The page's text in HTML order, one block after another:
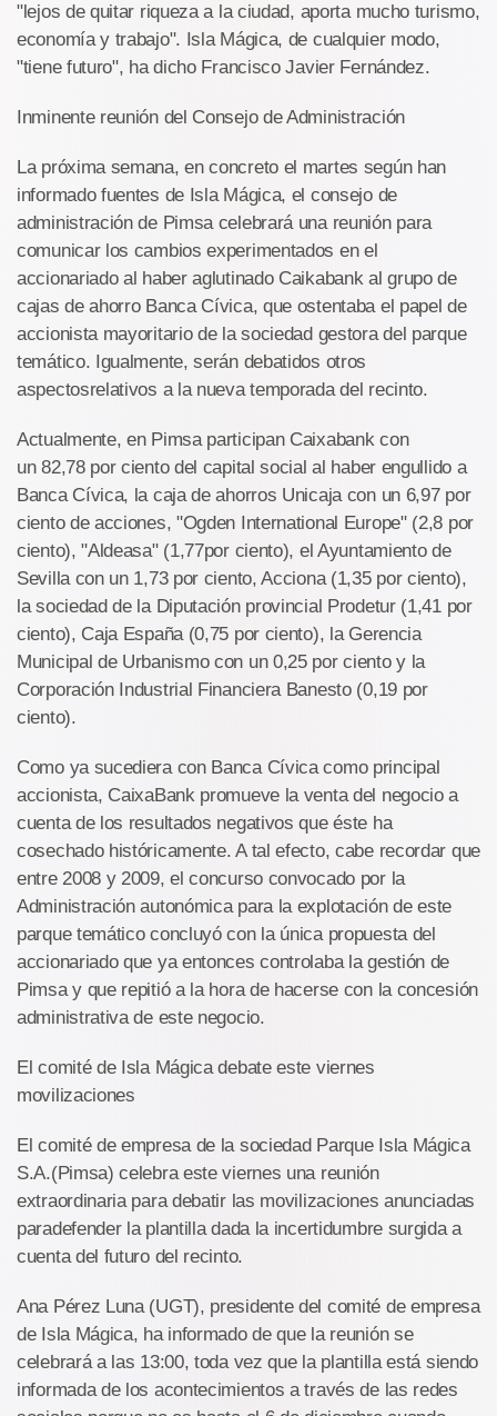
"lejos de quitar riqueza a la ciudad, aporta mucho turismo,
economía y trabajo". Isla Mágica, de cualquier modo,
"tiene futuro", ha dicho Francisco Javier Fernández.
Inminente reunión del Consejo de Administración
La próxima semana, en concreto el martes según han
informado fuentes de Isla Mágica, el consejo de
administración de Pimsa celebrará una reunión para
comunicar los cambios experimentados en el
accionariado al haber aglutinado Caikabank al grupo de
cajas de ahorro Banca Cívica, que ostentaba el papel de
accionista mayoritario de la sociedad gestora del parque
temático. Igualmente, serán debatidos otros
aspectosrelativos a la nueva temporada del recinto.
Actualmente, en Pimsa participan Caixabank con
un 82,78 por ciento del capital social al haber engullido a
Banca Cívica, la caja de ahorros Unicaja con un 6,97 por
ciento de acciones, "Ogden International Europe" (2,8 por
ciento), "Aldeasa" (1,77por ciento), el Ayuntamiento de
Sevilla con un 1,73 por ciento, Acciona (1,35 por ciento),
la sociedad de la Diputación provincial Prodetur (1,41 por
ciento), Caja España (0,75 por ciento), la Gerencia
Municipal de Urbanismo con un 0,25 por ciento y la
Corporación Industrial Financiera Banesto (0,19 por
ciento).
Como ya sucediera con Banca Cívica como principal
accionista, CaixaBank promueve la venta del negocio a
cuenta de los resultados negativos que éste ha
cosechado históricamente. A tal efecto, cabe recordar que
entre 2008 y 2009, el concurso convocado por la
Administración autonómica para la explotación de este
parque temático concluyó con la única propuesta del
accionariado que ya entonces controlaba la gestión de
Pimsa y que repitió a la hora de hacerse con la concesión
administrativa de este negocio.
El comité de Isla Mágica debate este viernes
movilizaciones
El comité de empresa de la sociedad Parque Isla Mágica
S.A.(Pimsa) celebra este viernes una reunión
extraordinaria para debatir las movilizaciones anunciadas
paradefender la plantilla dada la incertidumbre surgida a
cuenta del futuro del recinto.
Ana Pérez Luna (UGT), presidente del comité de empresa
de Isla Mágica, ha informado de que la reunión se
celebrará a las 13:00, toda vez que la plantilla está siendo
informada de los acontecimientos a través de las redes